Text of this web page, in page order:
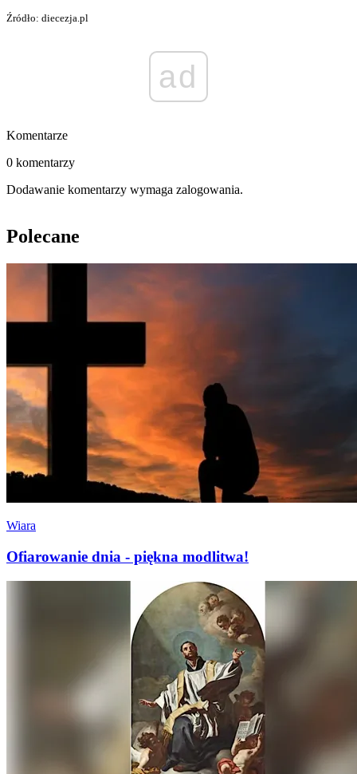
Źródło: diecezja.pl
ad
Komentarze
0 komentarzy
Dodawanie komentarzy wymaga zalogowania.
Polecane
Wiara
Ofiarowanie dnia - piękna modlitwa!